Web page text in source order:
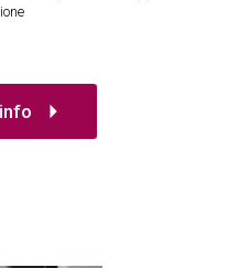
arrow_right